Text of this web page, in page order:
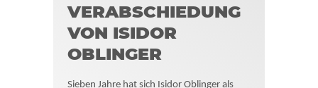
VERABSCHIEDUNG
VON ISIDOR
OBLINGER
Sieben Jahre hat sich Isidor Oblinger als